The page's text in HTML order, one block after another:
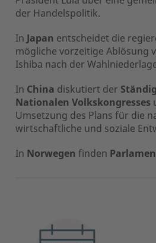
der Handelspolitik.
In Japan entscheidet die
mögliche vorzeitige Ablösung
Ishiba nach der
In China diskutiert der
Nationalen Volkskongresses
Umsetzung des Plans für die
wirtschaftliche und soziale
In Norwegen finden